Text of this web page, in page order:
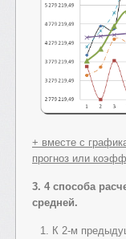
+ вместе с
прогноз или
3. 4 способа
средней.
К 2-м